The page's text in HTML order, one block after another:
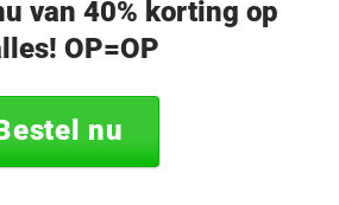
van 40% korting op
OP=OP
nu